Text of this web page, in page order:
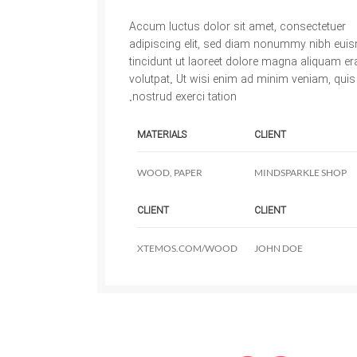
Accum luctus dolor sit amet, consectetuer
adipiscing elit, sed diam nonummy nibh
tincidunt ut laoreet dolore magna aliquam
volutpat. Ut wisi enim ad minim veniam, quis
nostrud exerci tation.
CLIENT
MATERIALS
MINDSPARKLE SHOP
WOOD, PAPER
CLIENT
CLIENT
JOHN DOE
XTEMOS.COM/WOOD